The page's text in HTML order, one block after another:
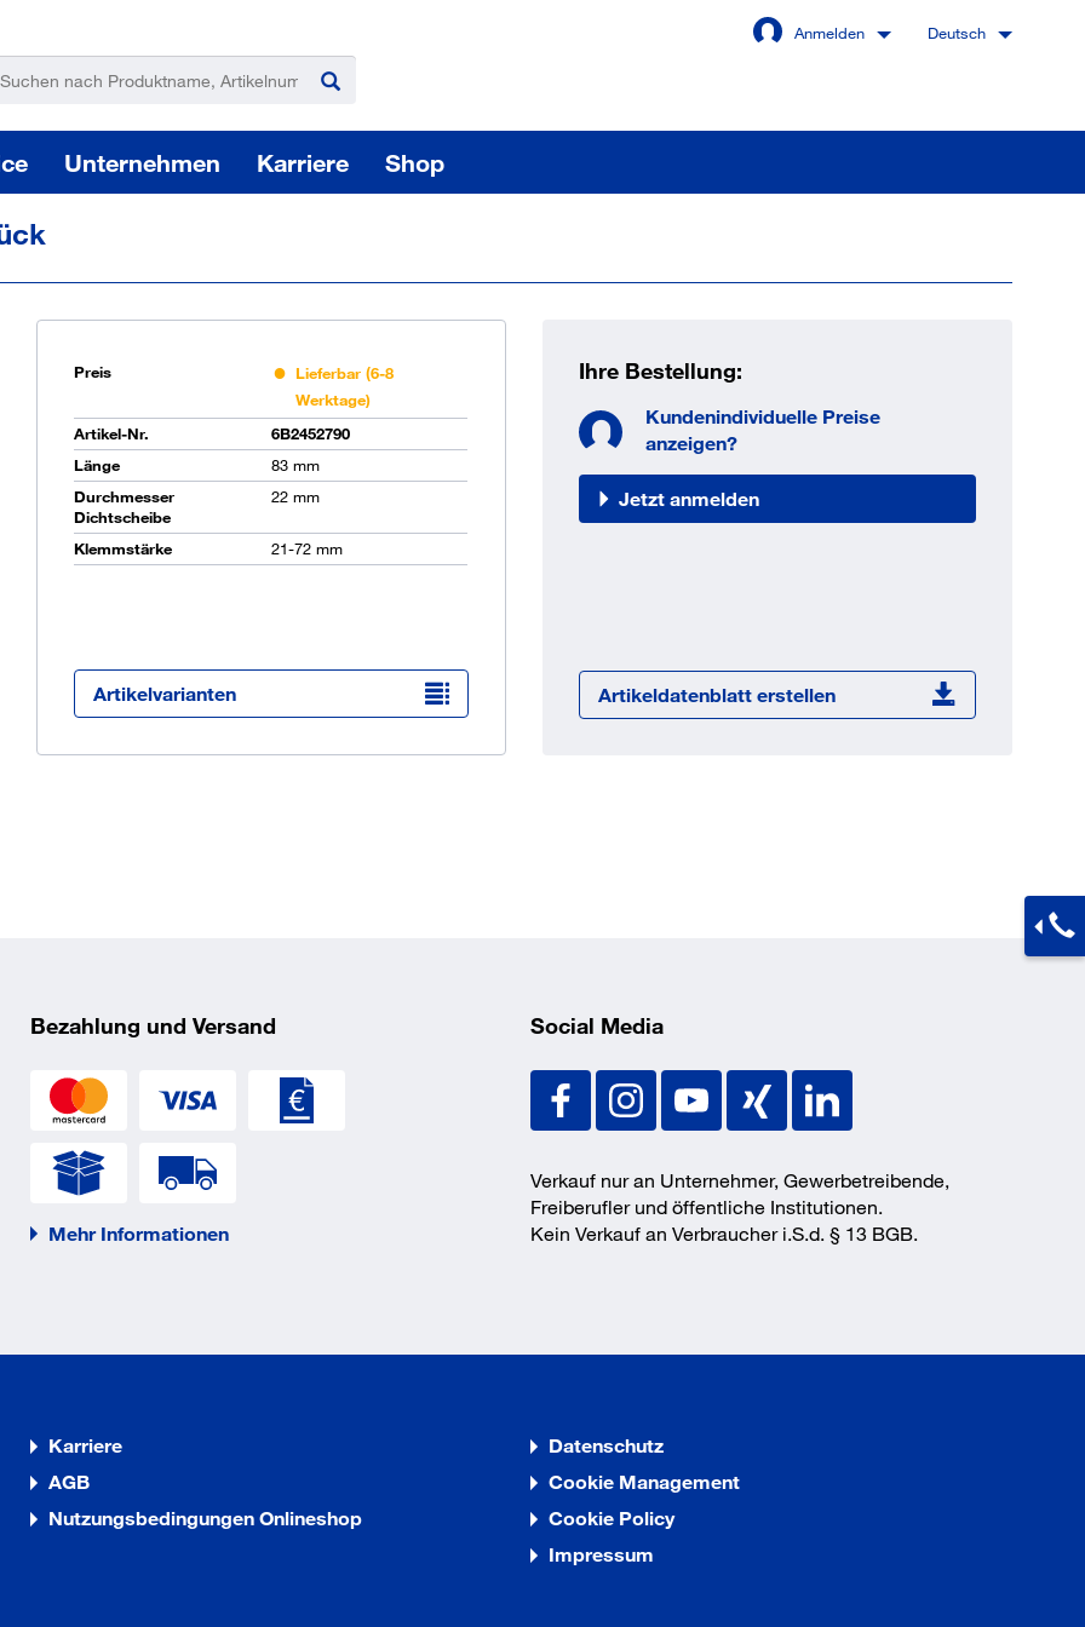
Anmelden
Angemeldet bleiben
Sie sind noch kein Kunde
OCI Schnittstelle zu lhrer
Warenwirtschaft
Deutsch
Unternehmen Karriere Shop
Preis
Lieferbar (6-8
Werktage)
Artikel-Nr.
6B2452790
Länge
83 mm
Durchmesser
Dichtscheibe
22 mm
Klemmstärke 21-72 mm
Artikelvarianten
Ihre Bestellung:
Kundenindividuelle Preise
anzeigen?
Jetzt anmelden
Artikeldatenblatt erstellen
Bezahlung und Versand
Mehr Informationen
Social Media
Verkauf nur an Unternehmer, Gewerbetreibende,
Freiberufler und öffentliche Institutionen.
Kein Verkauf an Verbraucher i.S.d. § 13 BGB.
Karriere
AGB
Nutzungsbedingungen Onlineshop
Datenschutz
Cookie Management
Cookie Policy
Impressum